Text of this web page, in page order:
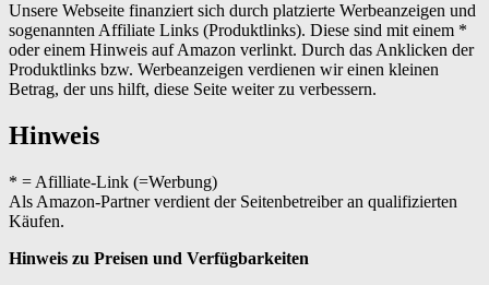
Unsere Webseite finanziert sich durch platzierte Werbeanzeigen und
sogenannten Affiliate Links (Produktlinks). Diese sind mit einem *
oder einem Hinweis auf Amazon verlinkt. Durch das Anklicken der
Produktlinks bzw. Werbeanzeigen verdienen wir einen kleinen
Betrag, der uns hilft, diese Seite weiter zu verbessern.
Hinweis
* = Afilliate-Link (=Werbung)
Als Amazon-Partner verdient der Seitenbetreiber an qualifizierten
Käufen.
Hinweis zu Preisen und Verfügbarkeiten